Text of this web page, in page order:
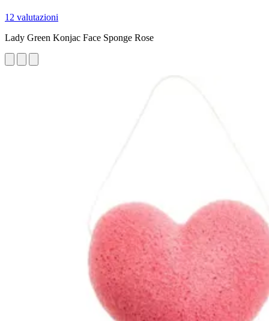
12 valutazioni
Lady Green Konjac Face Sponge Rose